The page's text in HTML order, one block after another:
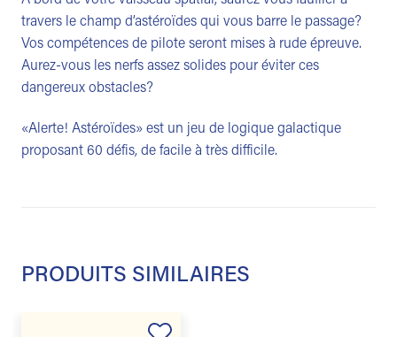
travers le champ d’astéroïdes qui vous barre le passage?
Vos compétences de pilote seront mises à rude épreuve.
Aurez-vous les nerfs assez solides pour éviter ces
dangereux obstacles?
«Alerte! Astéroïdes» est un jeu de logique galactique
proposant 60 défis, de facile à très difficile.
PRODUITS SIMILAIRES